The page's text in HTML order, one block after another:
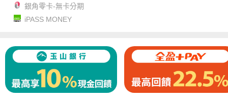
銀角零卡-無卡分期
iPASS MONEY